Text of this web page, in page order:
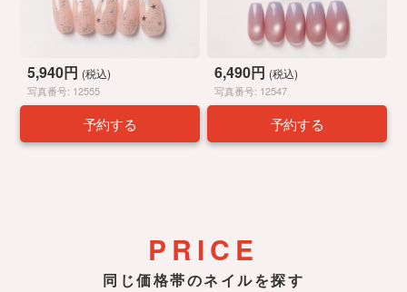
5,940円 (税込)
写真番号: 12555
予約する
6,490円 (税込)
写真番号: 12547
予約する
PRICE
同じ価格帯のネイルを探す